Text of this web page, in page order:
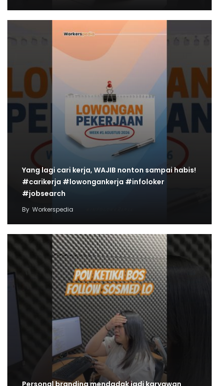
Yang lagi cari kerja, WAJIB nonton sampai habis!
#carikerja #lowongankerja #infoloker
#jobsearch
By Workerspedia
Personal branding mendadak jadi karyawan